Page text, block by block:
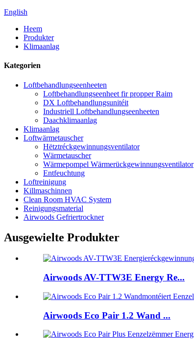
English
Heem
Produkter
Klimaanlag
Kategorien
Loftbehandlungseenheeten
Loftbehandlungseenheet fir propper Raim
DX Loftbehandlungsunitéit
Industriell Loftbehandlungseenheeten
Daachklimaanlag
Klimaanlag
Loftwärmetauscher
Hëtztréckgewinnungsventilator
Wärmetauscher
Wärmepompel Wärmerückgewinnungsventilator
Entfeuchtung
Loftreinigung
Killmaschinnen
Clean Room HVAC System
Reinigungsmaterial
Airwoods Gefriertrockner
Ausgewielte Produkter
Airwoods AV-TTW3E Energy Re...
Airwoods Eco Pair 1.2 Wand ...